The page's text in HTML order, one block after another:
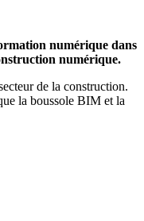
numérique dans
numérique.
de la construction.
la boussole BIM et la